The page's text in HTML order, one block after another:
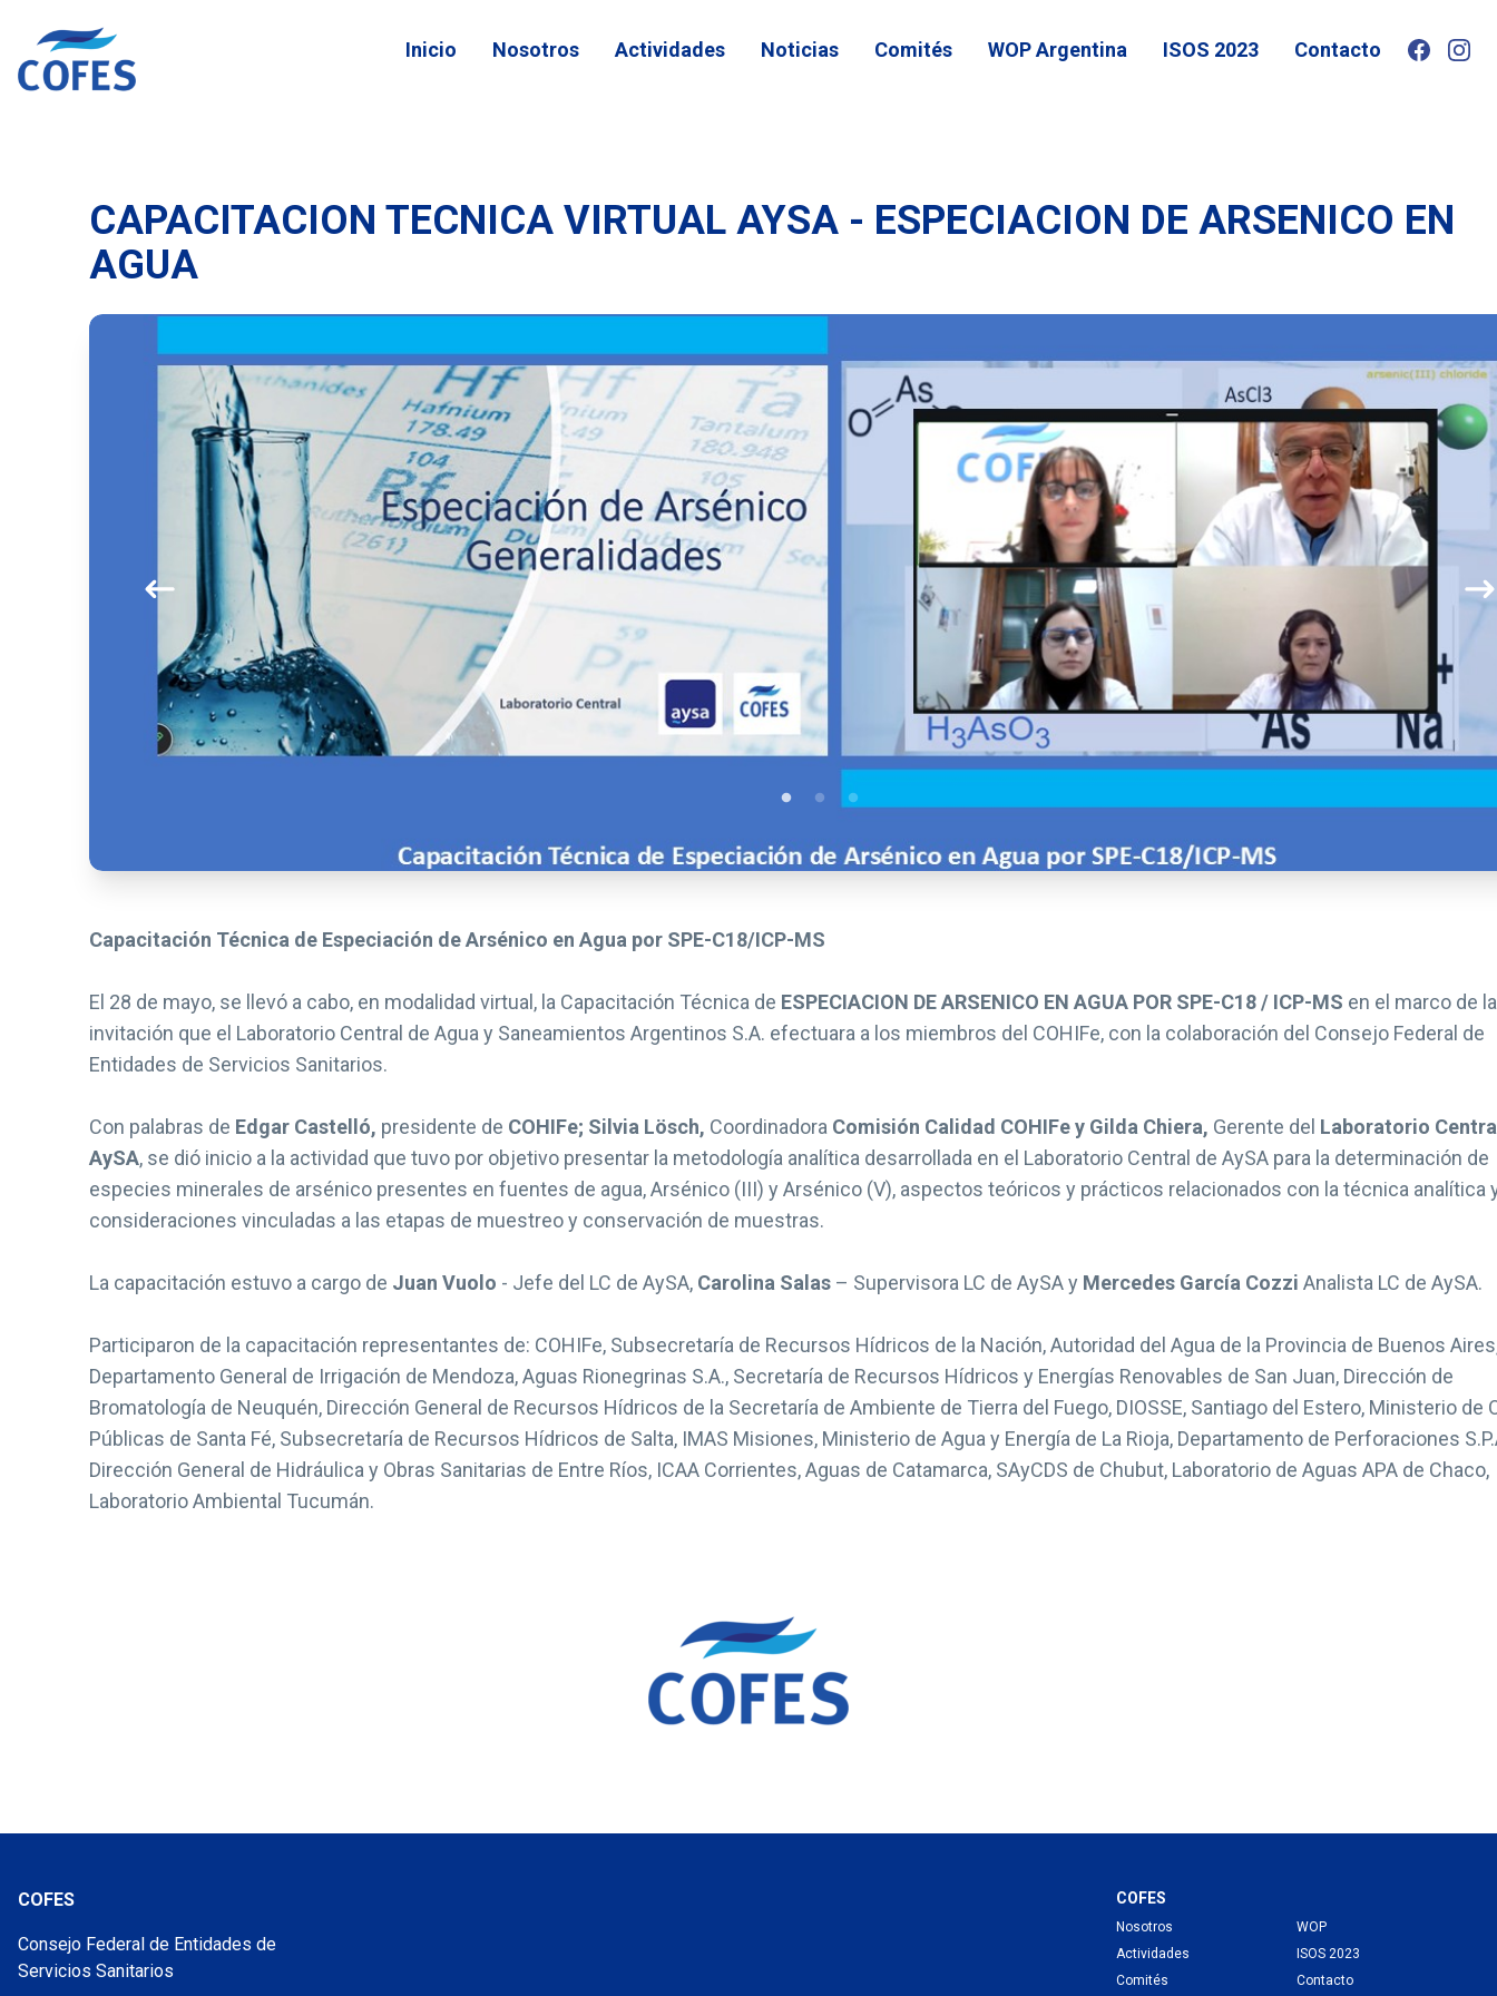
Inicio Nosotros Actividades Noticias Comités WOP Argentina ISOS 2023 Contacto
CAPACITACION TECNICA VIRTUAL AYSA - ESPECIACION DE ARSENICO EN
AGUA
Capacitación Técnica de Especiación de Arsénico en Agua por SPE-C18/ICP-MS
El 28 de mayo, se llevó a cabo, en modalidad virtual, la Capacitación Técnica de ESPECIACION DE ARSENICO EN AGUA POR SPE-C18 / ICP-MS en el marco de la
invitación que el Laboratorio Central de Agua y Saneamientos Argentinos S.A. efectuara a los miembros del COHIFe, con la colaboración del Consejo Federal de
Entidades de Servicios Sanitarios.
Con palabras de Edgar Castelló, presidente de COHIFe; Silvia Lösch, Coordinadora Comisión Calidad COHIFe y Gilda Chiera, Gerente del Laboratorio
AySA, se dió inicio a la actividad que tuvo por objetivo presentar la metodología analítica desarrollada en el Laboratorio Central de AySA para la determinación de
especies minerales de arsénico presentes en fuentes de agua, Arsénico (III) y Arsénico (V), aspectos teóricos y prácticos relacionados con la técnica analítica
consideraciones vinculadas a las etapas de muestreo y conservación de muestras.
La capacitación estuvo a cargo de Juan Vuolo - Jefe del LC de AySA, Carolina Salas – Supervisora LC de AySA y Mercedes García Cozzi Analista LC de AySA.
Participaron de la capacitación representantes de: COHIFe, Subsecretaría de Recursos Hídricos de la Nación, Autoridad del Agua de la Provincia de Buenos
Departamento General de Irrigación de Mendoza, Aguas Rionegrinas S.A., Secretaría de Recursos Hídricos y Energías Renovables de San Juan, Dirección de
Bromatología de Neuquén, Dirección General de Recursos Hídricos de la Secretaría de Ambiente de Tierra del Fuego, DIOSSE, Santiago del Estero, Ministerio de
Públicas de Santa Fé, Subsecretaría de Recursos Hídricos de Salta, IMAS Misiones, Ministerio de Agua y Energía de La Rioja, Departamento de Perforaciones
Dirección General de Hidráulica y Obras Sanitarias de Entre Ríos, ICAA Corrientes, Aguas de Catamarca, SAyCDS de Chubut, Laboratorio de Aguas APA de Chaco,
Laboratorio Ambiental Tucumán.
COFES
Consejo Federal de Entidades de
Servicios Sanitarios
COFES
Nosotros
Actividades
Comités
WOP
ISOS 2023
Contacto